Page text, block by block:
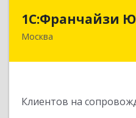
1С:Франчайзи
Москва
Клиентов на
117149, Москва г,